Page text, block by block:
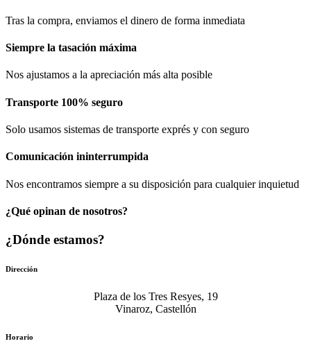
Tras la compra, enviamos el dinero de forma inmediata
Siempre la tasación máxima
Nos ajustamos a la apreciación más alta posible
Transporte 100% seguro
Solo usamos sistemas de transporte exprés y con seguro
Comunicación​ ininterrumpida
Nos encontramos siempre a su disposición para cualquier inquietud
¿Qué opinan de nosotros?
¿Dónde estamos?
Dirección
Plaza de los Tres Resyes, 19
Vinaroz, Castellón
Horario